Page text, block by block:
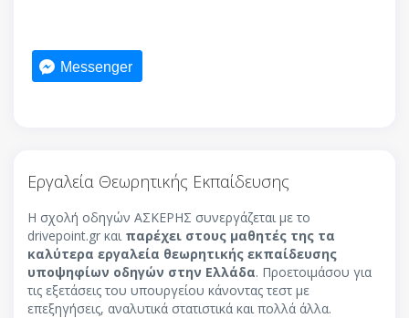
Messenger
Εργαλεία Θεωρητικής Εκπαίδευσης
Η σχολή οδηγών ΑΣΚΕΡΗΣ συνεργάζεται με το
drivepoint.gr και παρέχει στους μαθητές της τα
καλύτερα εργαλεία θεωρητικής εκπαίδευσης
υποψηφίων οδηγών στην Ελλάδα. Προετοιμάσου για
τις εξετάσεις του υπουργείου κάνοντας τεστ με
επεξηγήσεις, αναλυτικά στατιστικά και πολλά άλλα.